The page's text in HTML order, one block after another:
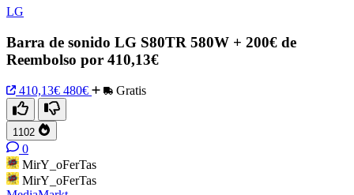
LG
Barra de sonido LG S80TR 580W + 200€ de
Reembolso por 410,13€
410,13€ 480€ Gratis
1102
0
MirY_oFerTas
MirY_oFerTas